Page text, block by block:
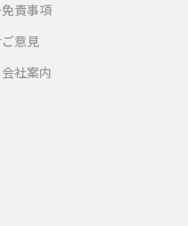
免責事項
ご意見
会社案内